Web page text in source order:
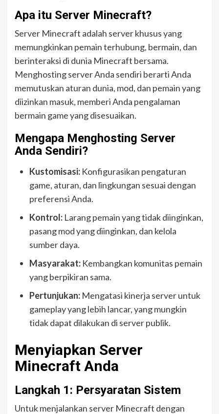
Apa itu Server Minecraft?
Server Minecraft adalah server khusus yang
memungkinkan pemain terhubung, bermain, dan
berinteraksi di dunia Minecraft bersama.
Menghosting server Anda sendiri berarti Anda
memutuskan aturan dunia, mod, dan pemain yang
diizinkan masuk, memberi Anda pengalaman
bermain game yang disesuaikan.
Mengapa Menghosting Server
Anda Sendiri?
Kustomisasi: Konfigurasikan pengaturan
game, aturan, dan lingkungan sesuai dengan
preferensi Anda.
Kontrol: Larang pemain yang tidak diinginkan,
pasang mod yang diinginkan, dan kelola
sumber daya.
Masyarakat: Kembangkan komunitas pemain
yang berpikiran sama.
Pertunjukan: Mengatasi kinerja server untuk
gameplay yang lebih lancar, yang mungkin
tidak dapat dilakukan di server publik.
Menyiapkan Server
Minecraft Anda
Langkah 1: Persyaratan Sistem
Untuk menjalankan server Minecraft dengan